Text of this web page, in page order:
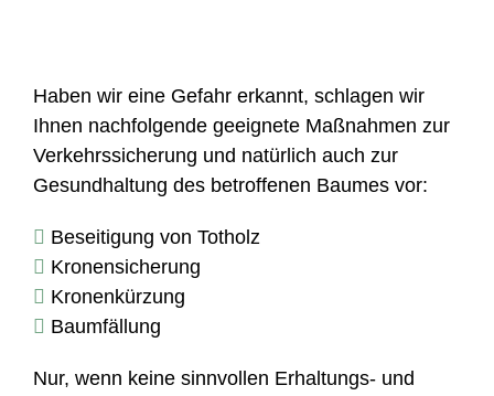
Haben wir eine Gefahr erkannt, schlagen wir
Ihnen nachfolgende geeignete Maßnahmen zur
Verkehrssicherung und natürlich auch zur
Gesundhaltung des betroffenen Baumes vor:
Beseitigung von Totholz
Kronensicherung
Kronenkürzung
Baumfällung
Nur, wenn keine sinnvollen Erhaltungs- und